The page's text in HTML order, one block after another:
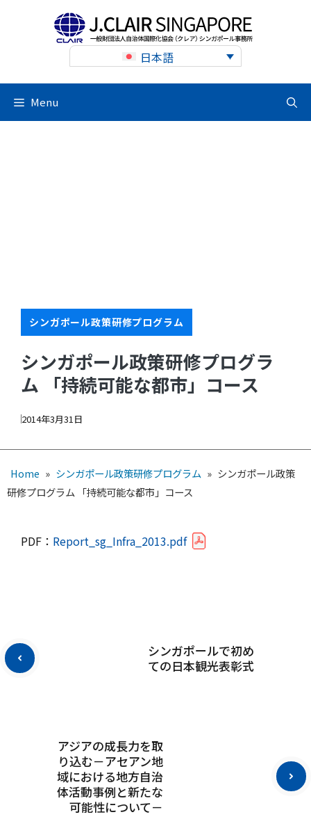
日本語
Menu
シンガポール政策研修プログラム
シンガポール政策研修プログラ
ム 「持続可能な都市」コース
2014年3月31日
Home » シンガポール政策研修プログラム » シンガポール政策
研修プログラム 「持続可能な都市」コース
PDF： Report_sg_Infra_2013.pdf
シンガポールで初め
ての日本観光表彰式
アジアの成長力を取
り込む－アセアン地
域における地方自治
体活動事例と新たな
可能性について－